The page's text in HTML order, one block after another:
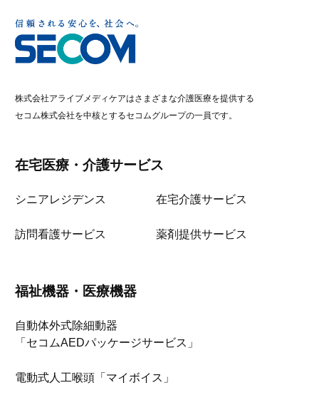
株式会社アライブメディケアはさまざまな介護医療を提供する
セコム株式会社を中核とするセコムグループの一員です。
在宅医療・介護サービス
シニアレジデンス 在宅介護サービス
訪問看護サービス 薬剤提供サービス
福祉機器・医療機器
自動体外式除細動器
「セコムAEDパッケージサービス」
電動式人工喉頭「マイボイス」